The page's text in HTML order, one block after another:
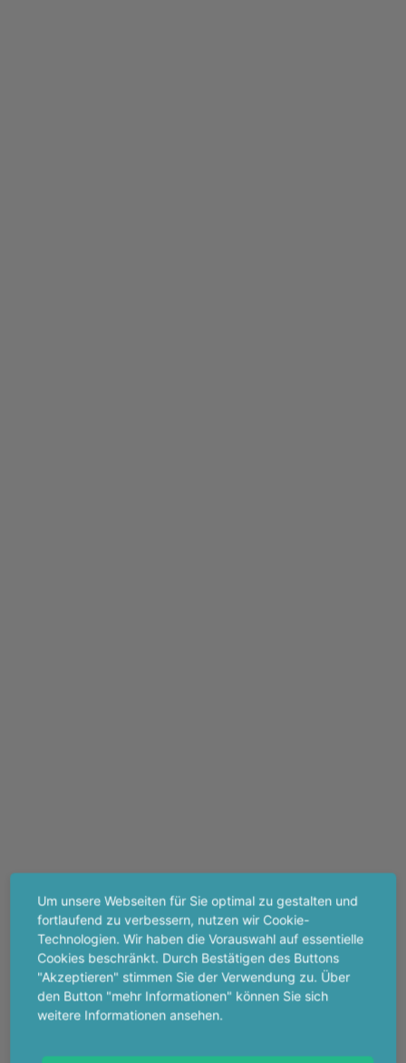
Um unsere Webseiten für Sie optimal zu gestalten und
fortlaufend zu verbessern, nutzen wir Cookie-
Technologien. Wir haben die Vorauswahl auf essentielle
Cookies beschränkt. Durch Bestätigen des Buttons
"Akzeptieren" stimmen Sie der Verwendung zu. Über
den Button "mehr Informationen" können Sie sich
weitere Informationen ansehen.